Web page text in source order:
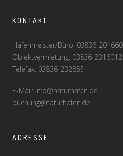
KONTAKT
Hafenmeister/Büro: 03836-201660
Objektvermietung: 03836-2316012
Telefax: 03836-232855
E-Mail: info@naturhafen.de
buchung@naturhafen.de
ADRESSE